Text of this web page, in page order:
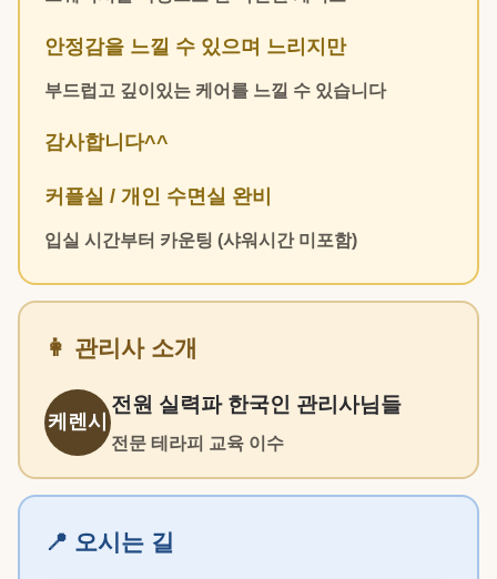
안정감을 느낄 수 있으며 느리지만
부드럽고 깊이있는 케어를 느낄 수 있습니다
감사합니다^^
커플실 / 개인 수면실 완비
입실 시간부터 카운팅 (샤워시간 미포함)
👩 관리사 소개
케렌시
전원 실력파 한국인 관리사님들
전문 테라피 교육 이수
📍 오시는 길